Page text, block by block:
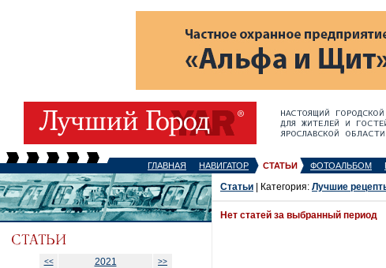
ГЛАВНАЯ НАВИГАТОР СТАТЬИ ФОТОАЛЬБОМ
<< 2021
>>
Статьи | Категория: Лучшие
Нет статей за выбранный период